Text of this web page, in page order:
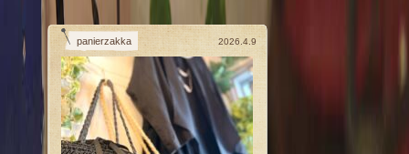
panierzakka 2026.4.9